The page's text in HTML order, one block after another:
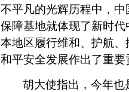
不平凡的光辉历程中，
保障基地就体现了新时
本地区履行维和、护航
和平安全发展作出了重要
胡大使指出，今年也